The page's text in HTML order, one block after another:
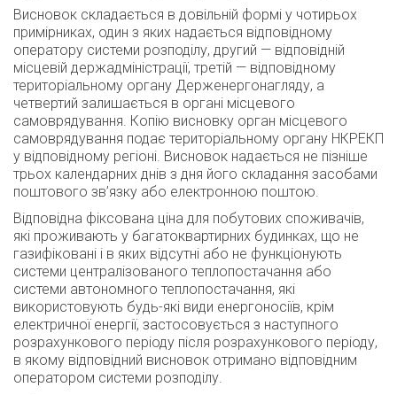
Висновок складається в довільній формі у чотирьох
примірниках, один з яких надається відповідному
оператору системи розподілу, другий — відповідній
місцевій держадміністрації, третій — відповідному
територіальному органу Держенергонагляду, а
четвертий залишається в органі місцевого
самоврядування. Копію висновку орган місцевого
самоврядування подає територіальному органу НКРЕКП
у відповідному регіоні. Висновок надається не пізніше
трьох календарних днів з дня його складання засобами
поштового зв’язку або електронною поштою.
Відповідна фіксована ціна для побутових споживачів,
які проживають у багатоквартирних будинках, що не
газифіковані і в яких відсутні або не функціонують
системи централізованого теплопостачання або
системи автономного теплопостачання, які
використовують будь-які види енергоносіїв, крім
електричної енергії, застосовується з наступного
розрахункового періоду після розрахункового періоду,
в якому відповідний висновок отримано відповідним
оператором системи розподілу.